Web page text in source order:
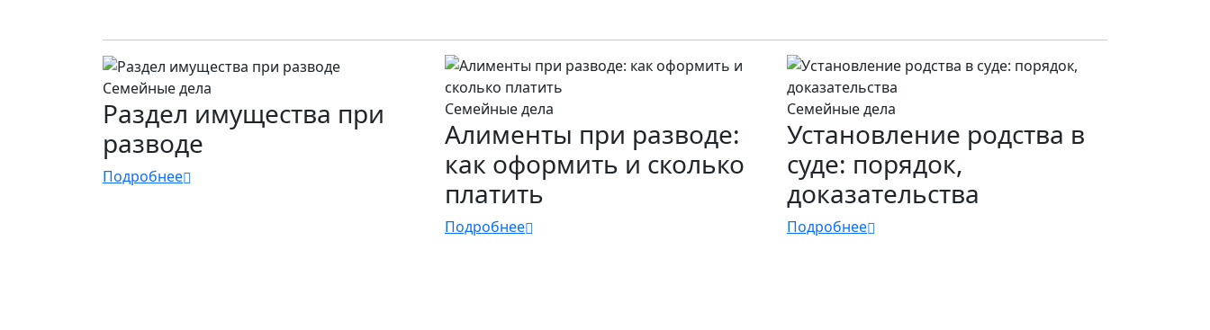
Семейные дела
Раздел имущества при
разводе
Подробнее
Семейные дела
Алименты при разводе:
как оформить и сколько
платить
Подробнее
Семейные дела
Установление родства в
суде: порядок,
доказательства
Подробнее